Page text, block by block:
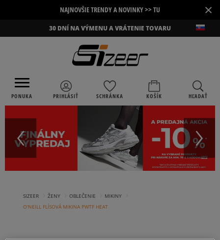
NAJNOVŠIE TRENDY A NOVINKY >> TU ×
30 DNÍ NA VÝMENU A VRÁTENIE TOVARU
PONUKA PRIHLÁSIŤ SCHRÁNKA KOŠÍK HĽADAŤ
SIZEER ŽENY OBLEČENIE MIKINY
O'NEILL FLÍSOVÁ MIKINA PWTF HEAT